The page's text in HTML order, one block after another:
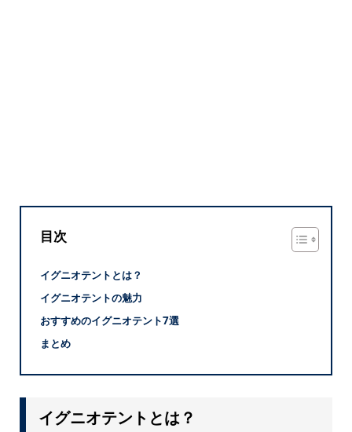
目次
イグニオテントとは？
イグニオテントの魅力
おすすめのイグニオテント7選
まとめ
イグニオテントとは？